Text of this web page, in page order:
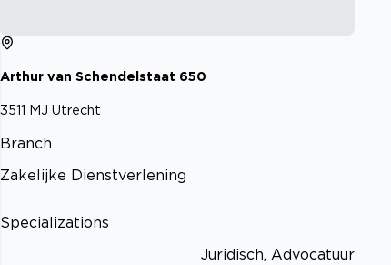
Arthur van Schendelstaat 650
3511 MJ Utrecht
Branch
Zakelijke Dienstverlening
Specializations
Juridisch, Advocatuur